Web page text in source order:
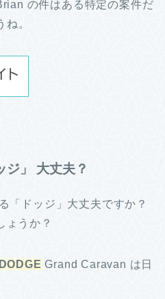
の件はある特定の案件だ
。
ジ」 大丈夫？
「ドッジ」大丈夫ですか？
ょうか？
DODGE Grand Caravan は日